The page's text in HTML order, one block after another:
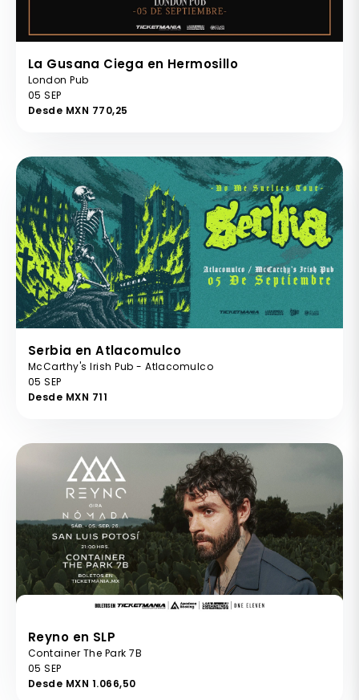
La Gusana Ciega en Hermosillo
London Pub
05 SEP
Desde MXN 770,25
Serbia en Atlacomulco
McCarthy's Irish Pub - Atlacomulco
05 SEP
Desde MXN 711
Reyno en SLP
Container The Park 7B
05 SEP
Desde MXN 1.066,50